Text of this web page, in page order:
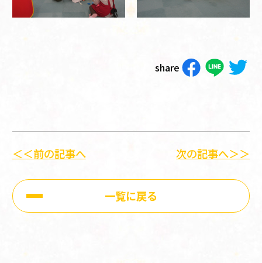
share
＜＜前の記事へ
一覧に戻る
次の記事へ＞＞